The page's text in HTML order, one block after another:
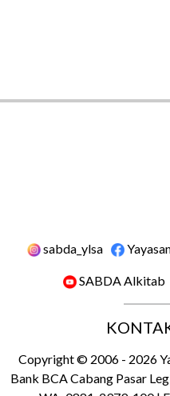
sabda_ylsa
SABDA Alkitab
Copyright© 2006 - 2026
Bank BCA Cabang Pasar